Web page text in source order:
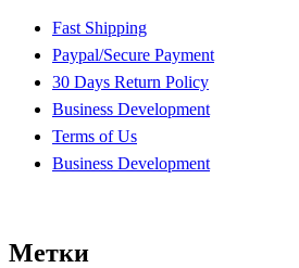
Fast Shipping
Paypal/Secure Payment
30 Days Return Policy
Business Development
Terms of Us
Business Development
Метки